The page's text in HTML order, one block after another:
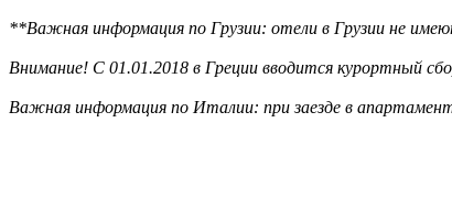
**Важная информация по Грузии: отели в Грузии не
Внимание! С 01.01.2018 в Греции вводится курортный
Важная информация по Италии: при заезде в